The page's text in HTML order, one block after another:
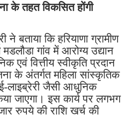
के तहत विकसित होंगी
ने बताया कि हरियाणा ग्रामीण
गांव में आरोग्य उद्यान
एवं वित्तीय स्वीकृति प्रदान
के अंतर्गत महिला सांस्कृतिक
लाइब्रेरी जैसी आधुनिक
जाएगा। इस कार्य पर लगभग
रुपये की राशि खर्च की